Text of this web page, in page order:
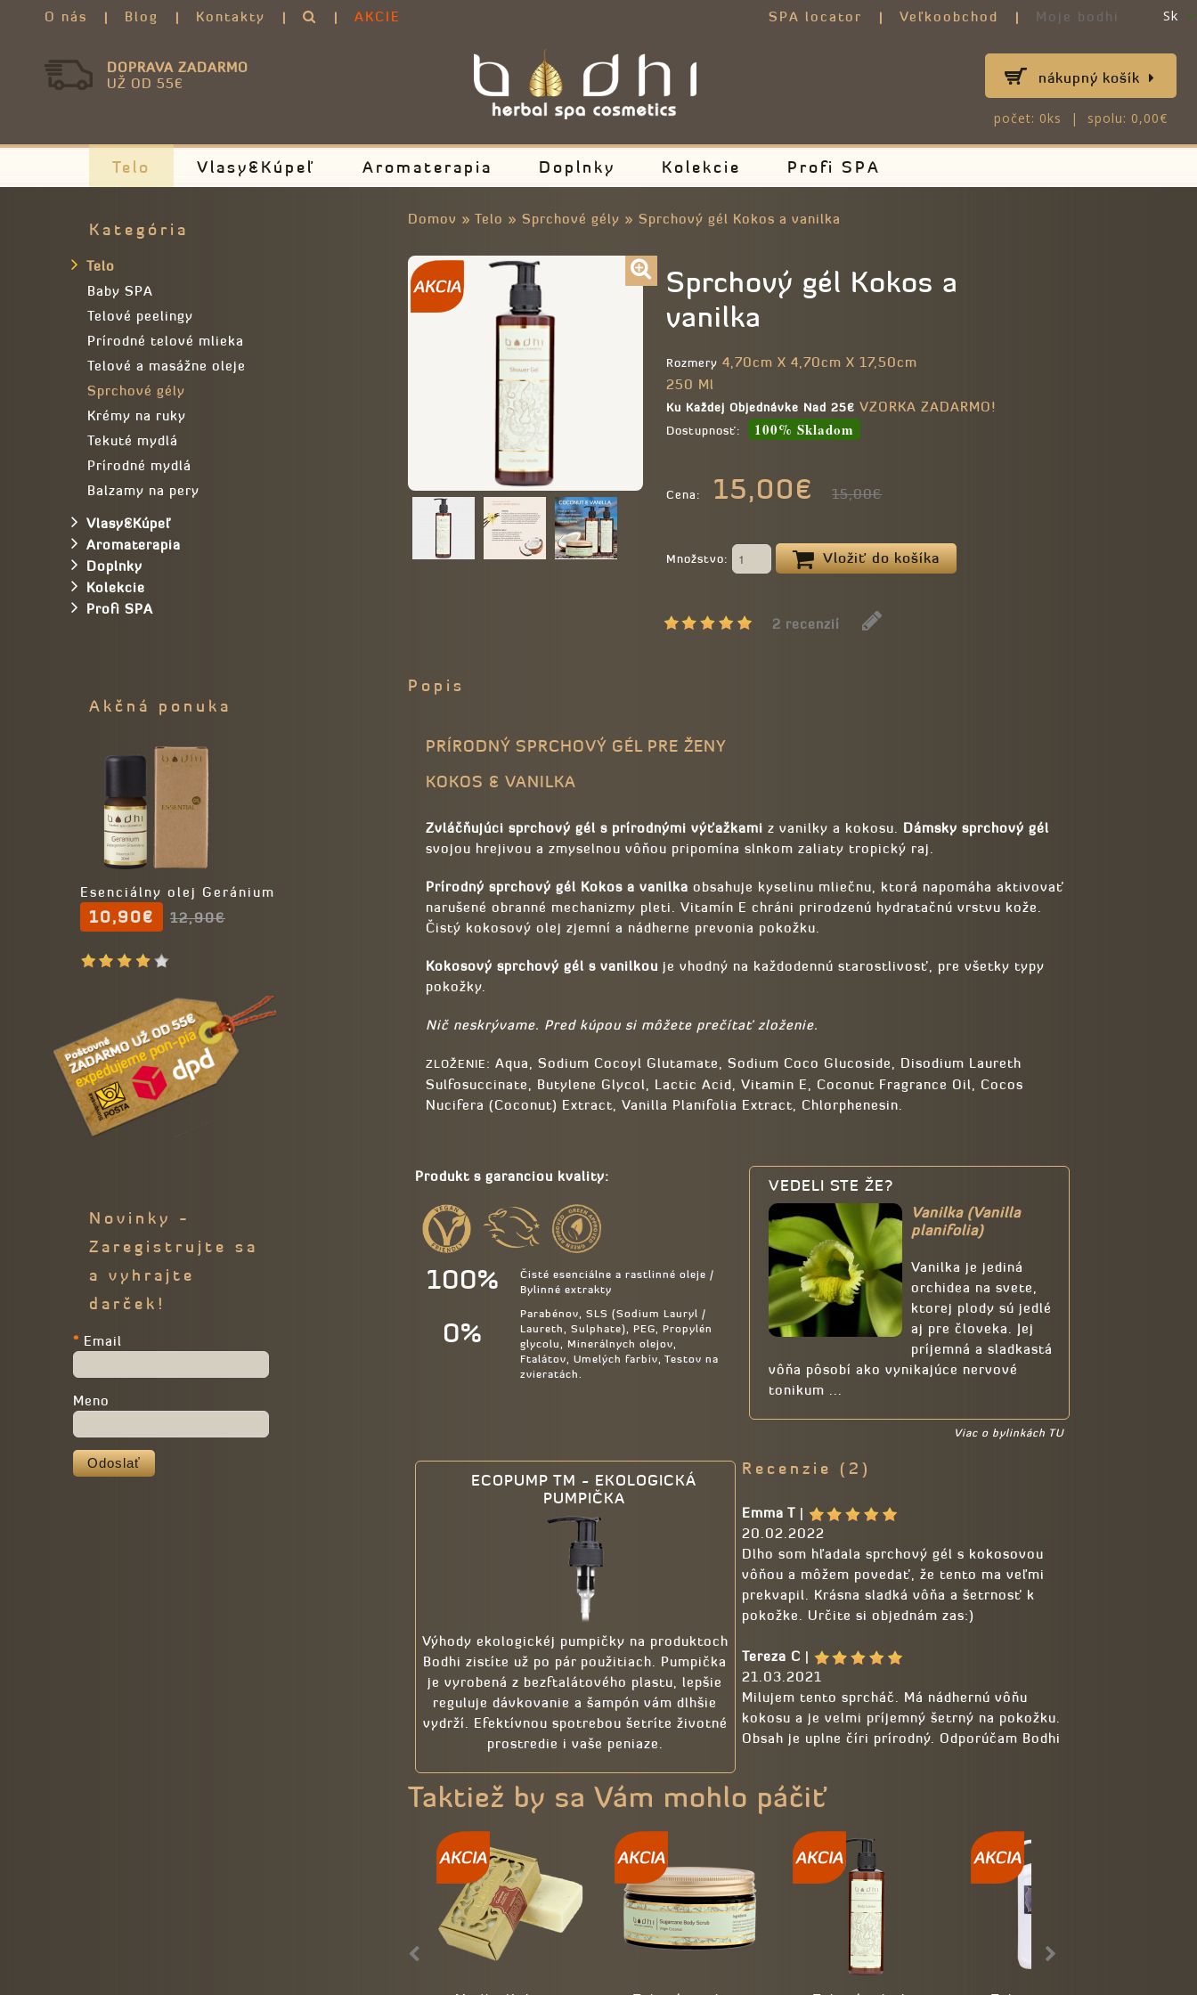
Sk
O nás Blog Kontakty AKCIE SPA locator Veľkoobchod Moje bodhi
DOPRAVA ZADARMO
UŽ OD 55€
nákupný košík
počet: 0ks | spolu: 0,00€
Telo Vlasy&Kúpeľ Aromaterapia Doplnky Kolekcie Profi SPA
Domov »Telo »Sprchové gély »Sprchový gél Kokos a vanilka
Sprchový gél Kokos a
vanilka
Rozmery 4,70cm X 4,70cm X 17,50cm
250 Ml
Ku Každej Objednávke Nad 25€VZORKA ZADARMO!
Dostupnosť: 100% Skladom
Cena: 15,00€ 15,00€
Množstvo: Vložiť do košíka
2 recenzií
Popis
PRÍRODNÝ SPRCHOVÝ GÉL PRE ŽENY
KOKOS & VANILKA
Zvláčňujúci sprchový gél s prírodnými výťažkami z vanilky a kokosu. Dámsky sprchový gél
svojou hrejivou a zmyselnou vôňou pripomína slnkom zaliaty tropický raj.
Prírodný sprchový gél Kokos a vanilka obsahuje kyselinu mliečnu, ktorá napomáha aktivovať
narušené obranné mechanizmy pleti. Vitamín E chráni prirodzenú hydratačnú vrstvu kože.
Čistý kokosový olej zjemní a nádherne prevonia pokožku.
Kokosový sprchový gél s vanilkou je vhodný na každodennú starostlivosť, pre všetky typy
pokožky.
Nič neskrývame. Pred kúpou si môžete prečítať zloženie.
ZLOŽENIE: Aqua, Sodium Cocoyl Glutamate, Sodium Coco Glucoside, Disodium Laureth
Sulfosuccinate, Butylene Glycol, Lactic Acid, Vitamin E, Coconut Fragrance Oil, Cocos
Nucifera (Coconut) Extract, Vanilla Planifolia Extract, Chlorphenesin.
Produkt s garanciou kvality:
100%
Čisté esenciálne a rastlinné oleje /
Bylinné extrakty
0%
Parabénov, SLS (Sodium Lauryl /
Laureth, Sulphate), PEG, Propylén
glycolu, Minerálnych olejov,
Ftalátov, Umelých farbív, Testov na
zvieratách.
VEDELI STE ŽE?
Vanilka (Vanilla
planifolia)
Vanilka je jediná
orchidea na svete,
ktorej plody sú jedlé
aj pre človeka. Jej
príjemná a sladkastá
vôňa pôsobí ako vynikajúce nervové
tonikum ...
Viac o bylinkách TU
ECOPUMP TM - EKOLOGICKÁ
PUMPIČKA
Výhody ekologickéj pumpičky na produktoch
Bodhi zistíte už po pár použitiach. Pumpička
je vyrobená z bezftalátového plastu, lepšie
reguluje dávkovanie a šampón vám dlhšie
vydrží. Efektívnou spotrebou šetríte životné
prostredie i vaše peniaze.
Recenzie (2)
Emma T |
20.02.2022
Dlho som hľadala sprchový gél s kokosovou
vôňou a môžem povedať, že tento ma veľmi
prekvapil. Krásna sladká vôňa a šetrnosť k
pokožke. Určite si objednám zas:)
Tereza C |
21.03.2021
Milujem tento sprcháč. Má nádhernú vôňu
kokosu a je velmi príjemný šetrný na pokožku.
Obsah je uplne číri prírodný. Odporúčam Bodhi
Taktiež by sa Vám mohlo páčiť
Kategória
Telo
Baby SPA
Telové peelingy
Prírodné telové mlieka
Telové a masážne oleje
Sprchové gély
Krémy na ruky
Tekuté mydlá
Prírodné mydlá
Balzamy na pery
Vlasy&Kúpeľ
Aromaterapia
Doplnky
Kolekcie
Profi SPA
Akčná ponuka
Esenciálny olej Geránium
10,90€ 12,90€
Novinky -
Zaregistrujte sa
a vyhrajte
darček!
* Email
Meno
Odoslať